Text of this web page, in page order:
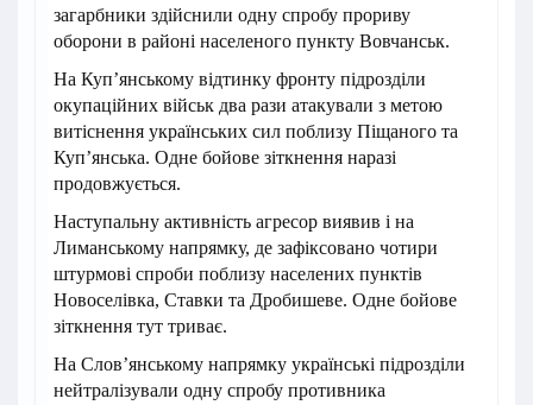
загарбники здійснили одну спробу прориву
оборони в районі населеного пункту Вовчанськ.
На Куп’янському відтинку фронту підрозділи
окупаційних військ два рази атакували з метою
витіснення українських сил поблизу Піщаного та
Куп’янська. Одне бойове зіткнення наразі
продовжується.
Наступальну активність агресор виявив і на
Лиманському напрямку, де зафіксовано чотири
штурмові спроби поблизу населених пунктів
Новоселівка, Ставки та Дробишеве. Одне бойове
зіткнення тут триває.
На Слов’янському напрямку українські підрозділи
нейтралізували одну спробу противника